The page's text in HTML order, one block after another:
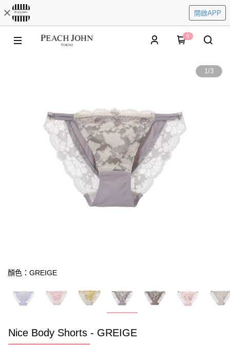
開啟APP
0
1/3
顏色：GREIGE
Nice Body Shorts - GREIGE